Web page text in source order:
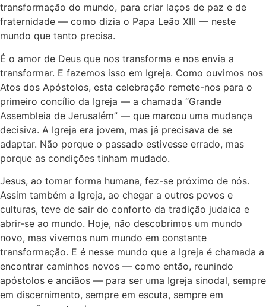
transformação do mundo, para criar laços de paz e de
fraternidade — como dizia o Papa Leão XIII — neste
mundo que tanto precisa.
É o amor de Deus que nos transforma e nos envia a
transformar. E fazemos isso em Igreja. Como ouvimos nos
Atos dos Apóstolos, esta celebração remete-nos para o
primeiro concílio da Igreja — a chamada “Grande
Assembleia de Jerusalém” — que marcou uma mudança
decisiva. A Igreja era jovem, mas já precisava de se
adaptar. Não porque o passado estivesse errado, mas
porque as condições tinham mudado.
Jesus, ao tomar forma humana, fez-se próximo de nós.
Assim também a Igreja, ao chegar a outros povos e
culturas, teve de sair do conforto da tradição judaica e
abrir-se ao mundo. Hoje, não descobrimos um mundo
novo, mas vivemos num mundo em constante
transformação. E é nesse mundo que a Igreja é chamada a
encontrar caminhos novos — como então, reunindo
apóstolos e anciãos — para ser uma Igreja sinodal, sempre
em discernimento, sempre em escuta, sempre em